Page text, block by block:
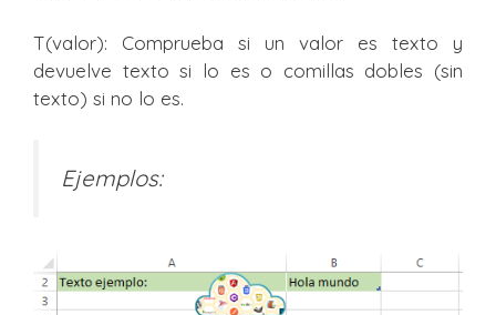
T(valor): Comprueba si un valor es texto y
devuelve texto si lo es o comillas dobles (sin
texto) si no lo es.
Ejemplos: